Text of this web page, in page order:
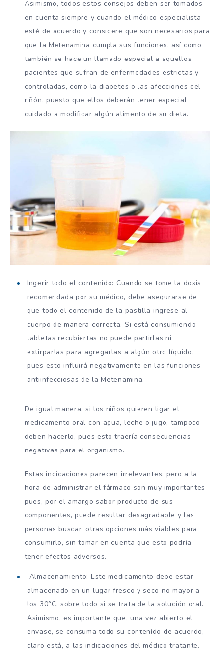
Asimismo, todos estos consejos deben ser tomados
en cuenta siempre y cuando el médico especialista
esté de acuerdo y considere que son necesarios para
que la Metenamina cumpla sus funciones, así como
también se hace un llamado especial a aquellos
pacientes que sufran de enfermedades estrictas y
controladas, como la diabetes o las afecciones del
riñón, puesto que ellos deberán tener especial
cuidado a modificar algún alimento de su dieta.
Ingerir todo el contenido: Cuando se tome la dosis
recomendada por su médico, debe asegurarse de
que todo el contenido de la pastilla ingrese al
cuerpo de manera correcta. Si está consumiendo
tabletas recubiertas no puede partirlas ni
extirparlas para agregarlas a algún otro líquido,
pues esto influirá negativamente en las funciones
antiinfecciosas de la Metenamina.
De igual manera, si los niños quieren ligar el
medicamento oral con agua, leche o jugo, tampoco
deben hacerlo, pues esto traería consecuencias
negativas para el organismo.
Estas indicaciones parecen irrelevantes, pero a la
hora de administrar el fármaco son muy importantes
pues, por el amargo sabor producto de sus
componentes, puede resultar desagradable y las
personas buscan otras opciones más viables para
consumirlo, sin tomar en cuenta que esto podría
tener efectos adversos.
Almacenamiento: Este medicamento debe estar
almacenado en un lugar fresco y seco no mayor a
los 30°C, sobre todo si se trata de la solución oral.
Asimismo, es importante que, una vez abierto el
envase, se consuma todo su contenido de acuerdo,
claro está, a las indicaciones del médico tratante.